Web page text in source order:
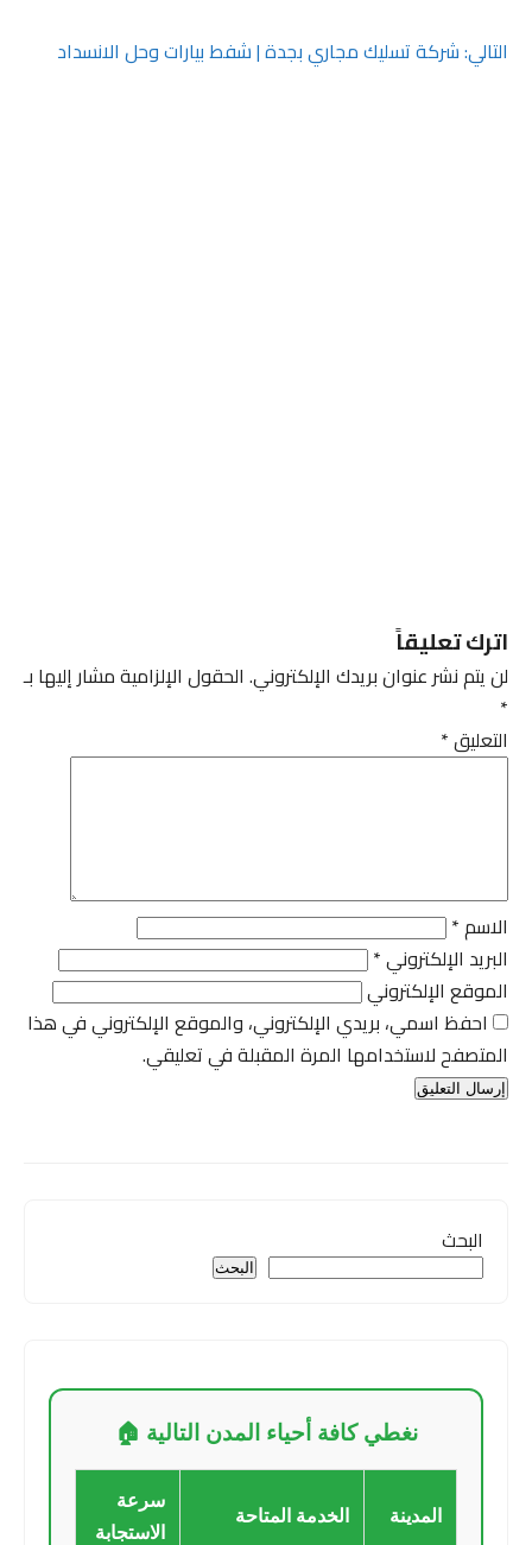
التالي:شركة تسليك مجاري بجدة | شفط بيارات وحل الانسداد
اترك تعليقاً
لن يتم نشر عنوان بريدك الإلكتروني.الحقول الإلزامية مشار إليها بـ
التعليق*
الاسم*
البريد الإلكتروني*
الموقع الإلكتروني
احفظ اسمي، بريدي الإلكتروني، والموقع الإلكتروني في هذا
المتصفح لاستخدامها المرة المقبلة في تعليقي.
البحث
البحث
نغطي كافة أحياء المدن التالية 🏠
المدينة الخدمة المتاحة
سرعة
الاستجابة